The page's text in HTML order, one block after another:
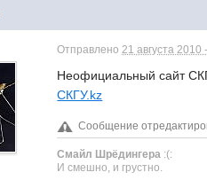
Отправлено 21 августа 2010
Неофициальный сайт
СКГУ.kz
Сообщение
Смайл Шрёдингера :(:
И смешно, и грустно.